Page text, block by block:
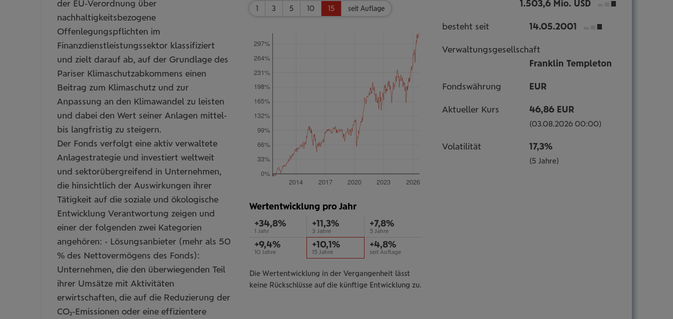
der EU-Verordnung über
nachhaltigkeitsbezogene
Offenlegungspflichten im
Finanzdienstleistungssektor klassifiziert
und zielt darauf ab, auf der Grundlage des
Pariser Klimaschutzabkommens einen
Beitrag zum Klimaschutz und zur
Anpassung an den Klimawandel zu leisten
und dabei den Wert seiner Anlagen mittel-
bis langfristig zu steigern.
Der Fonds verfolgt eine aktiv verwaltete
Anlagestrategie und investiert weltweit
und sektorübergreifend in Unternehmen,
die hinsichtlich der Auswirkungen ihrer
Tätigkeit auf die soziale und ökologische
Entwicklung Verantwortung zeigen und
einer der folgenden zwei Kategorien
angehören: - Lösungsanbieter (mehr als 50
% des Nettovermögens des Fonds):
Unternehmen, die den überwiegenden Teil
ihrer Umsätze mit Aktivitäten
erwirtschaften, die auf die Reduzierung der
CO2-Emissionen oder eine effizientere
1 3 5 10 15 seit Auflage
2014 2017 2020 2023 2026
0%
33%
66%
99%
132%
165%
198%
231%
264%
297%
Wertentwicklung pro Jahr
1 Jahr
+34,8%
3 Jahre
+11,3%
5 Jahre
+7,8%
10 Jahre
+9,4%
15 Jahre
+10,1%
seit Auflage
+4,8%
Die Wertentwicklung in der Vergangenheit lässt
keine Rückschlüsse auf die künftige Entwicklung zu.
1.503,6 Mio. USD
besteht seit 14.05.2001
Verwaltungsgesellschaft
Franklin Templeton
Fondswährung EUR
Aktueller Kurs 46,86 EUR
(03.08.2026 00:00)
Volatilität 17,3%
(5 Jahre)